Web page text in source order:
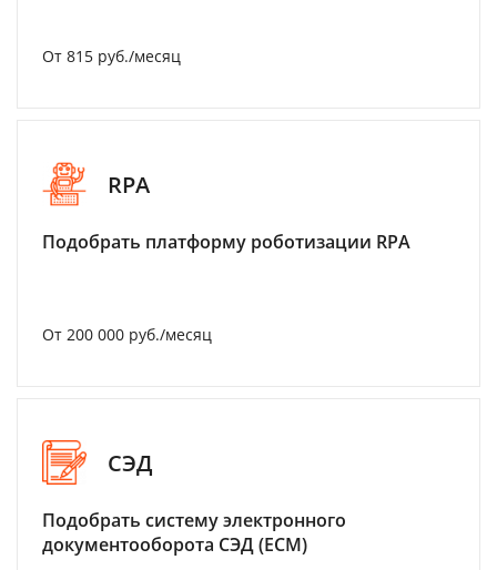
От 815 руб./месяц
RPA
Подобрать платформу роботизации RPA
От 200 000 руб./месяц
СЭД
Подобрать систему электронного
документооборота СЭД (ECM)